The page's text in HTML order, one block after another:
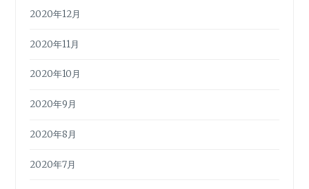
2020年12月
2020年11月
2020年10月
2020年9月
2020年8月
2020年7月